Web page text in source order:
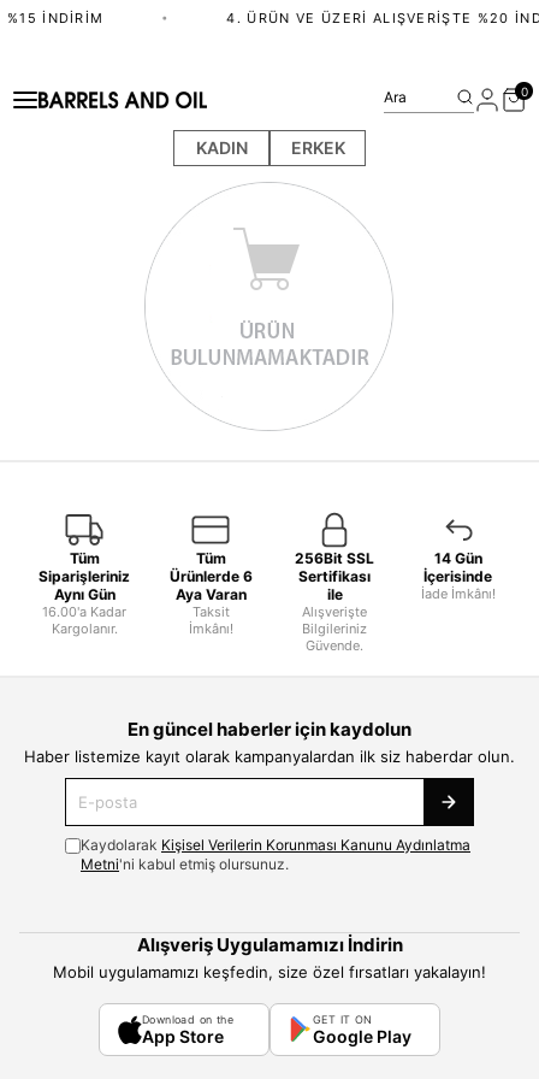
İNDIRIM • 4. ÜRÜN VE ÜZERI ALIŞVERIŞTE %20
KADIN ERKEK
Ara 0
Tüm
Siparişleriniz
Aynı Gün
16.00'a Kadar
Kargolanır.
Tüm
Ürünlerde 6
Aya Varan
Taksit
İmkânı!
256Bit SSL
Sertifikası
ile
Alışverişte
Bilgileriniz
Güvende.
14 Gün
İçerisinde
İade İmkânı!
En güncel haberler için kaydolun
Haber listemize kayıt olarak kampanyalardan ilk siz haberdar olun.
Kaydolarak Kişisel Verilerin Korunması Kanunu Aydınlatma
Metni'ni kabul etmiş olursunuz.
Alışveriş Uygulamamızı İndirin
Mobil uygulamamızı keşfedin, size özel fırsatları yakalayın!
Download on the
App Store
GET IT ON
Google Play